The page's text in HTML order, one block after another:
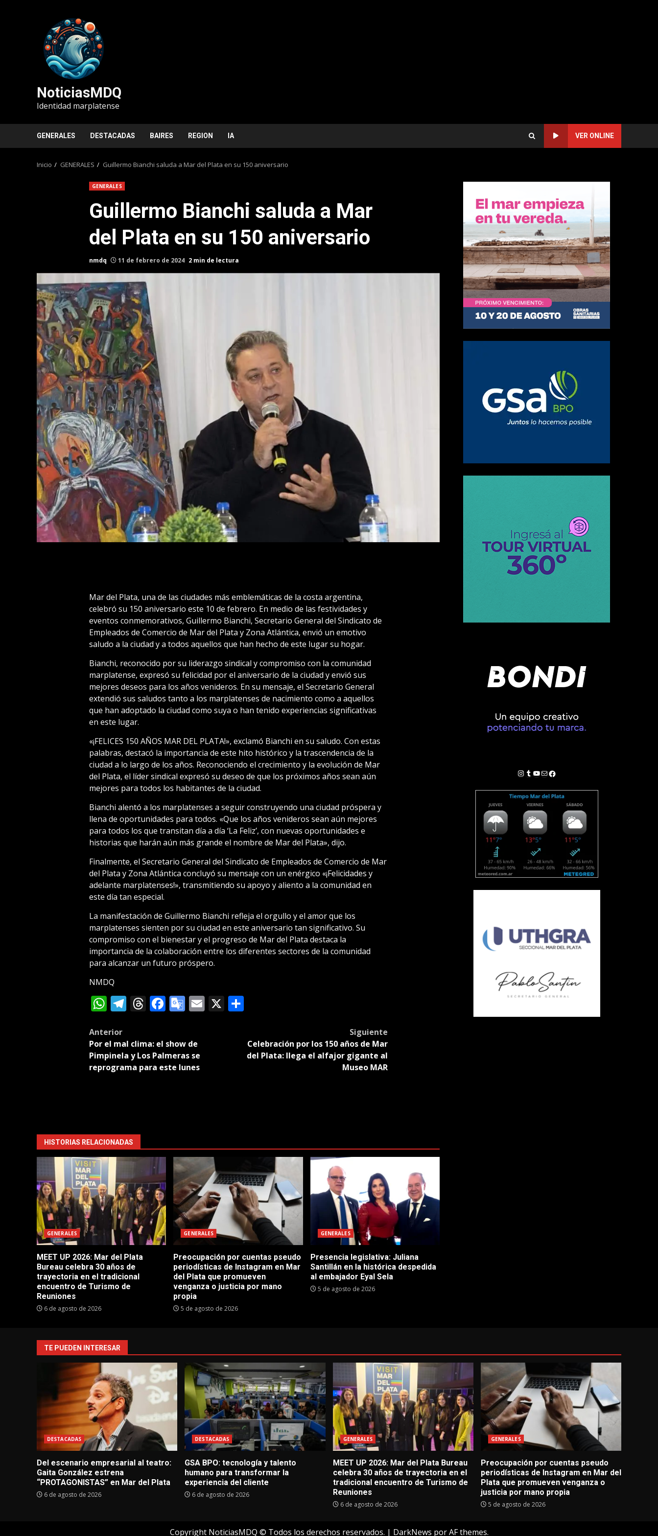
NoticiasMDQ
Identidad marplatense
GENERALES DESTACADAS BAIRES REGION IA VER ONLINE
Inicio GENERALES Guillermo Bianchi saluda a Mar del Plata en su 150 aniversario
GENERALES
Guillermo Bianchi saluda a Mar
del Plata en su 150 aniversario
nmdq 11 de febrero de 2024 2 min de lectura
Mar del Plata, una de las ciudades más emblemáticas de la costa argentina,
celebró su 150 aniversario este 10 de febrero. En medio de las festividades y
eventos conmemorativos, Guillermo Bianchi, Secretario General del Sindicato de
Empleados de Comercio de Mar del Plata y Zona Atlántica, envió un emotivo
saludo a la ciudad y a todos aquellos que han hecho de este lugar su hogar.
Bianchi, reconocido por su liderazgo sindical y compromiso con la comunidad
marplatense, expresó su felicidad por el aniversario de la ciudad y envió sus
mejores deseos para los años venideros. En su mensaje, el Secretario General
extendió sus saludos tanto a los marplatenses de nacimiento como a aquellos
que han adoptado la ciudad como suya o han tenido experiencias significativas
en este lugar.
«¡FELICES 150 AÑOS MAR DEL PLATA!», exclamó Bianchi en su saludo. Con estas
palabras, destacó la importancia de este hito histórico y la trascendencia de la
ciudad a lo largo de los años. Reconociendo el crecimiento y la evolución de Mar
del Plata, el líder sindical expresó su deseo de que los próximos años sean aún
mejores para todos los habitantes de la ciudad.
Bianchi alentó a los marplatenses a seguir construyendo una ciudad próspera y
llena de oportunidades para todos. «Que los años venideros sean aún mejores
para todos los que transitan día a día ‘La Feliz’, con nuevas oportunidades e
historias que harán aún más grande el nombre de Mar del Plata», dijo.
Finalmente, el Secretario General del Sindicato de Empleados de Comercio de Mar
del Plata y Zona Atlántica concluyó su mensaje con un enérgico «¡Felicidades y
adelante marplatenses!», transmitiendo su apoyo y aliento a la comunidad en
este día tan especial.
La manifestación de Guillermo Bianchi refleja el orgullo y el amor que los
marplatenses sienten por su ciudad en este aniversario tan significativo. Su
compromiso con el bienestar y el progreso de Mar del Plata destaca la
importancia de la colaboración entre los diferentes sectores de la comunidad
para alcanzar un futuro próspero.
NMDQ
WhatsApp
Telegram
Threads
Facebook
Google
Email
X Compartir
Post
navigation
Anterior
Por el mal clima: el show de
Pimpinela y Los Palmeras se
reprograma para este lunes
Siguiente
Celebración por los 150 años de Mar
del Plata: llega el alfajor gigante al
Museo MAR
HISTORIAS RELACIONADAS
GENERALES
MEET UP 2026: Mar del Plata
Bureau celebra 30 años de
trayectoria en el tradicional
encuentro de Turismo de
Reuniones
6 de agosto de 2026
GENERALES
Preocupación por cuentas pseudo
periodísticas de Instagram en Mar
del Plata que promueven
venganza o justicia por mano
propia
5 de agosto de 2026
GENERALES
Presencia legislativa: Juliana
Santillán en la histórica despedida
al embajador Eyal Sela
5 de agosto de 2026
Instagram
Tumblr
YouTube
Correo electrónico
Facebook
TE PUEDEN INTERESAR
DESTACADAS
Del escenario empresarial al teatro:
Gaita González estrena
“PROTAGONISTAS” en Mar del Plata
6 de agosto de 2026
DESTACADAS
GSA BPO: tecnología y talento
humano para transformar la
experiencia del cliente
6 de agosto de 2026
GENERALES
MEET UP 2026: Mar del Plata Bureau
celebra 30 años de trayectoria en el
tradicional encuentro de Turismo de
Reuniones
6 de agosto de 2026
GENERALES
Preocupación por cuentas pseudo
periodísticas de Instagram en Mar del
Plata que promueven venganza o
justicia por mano propia
5 de agosto de 2026
Copyright NoticiasMDQ © Todos los derechos reservados. | DarkNews por AF themes.